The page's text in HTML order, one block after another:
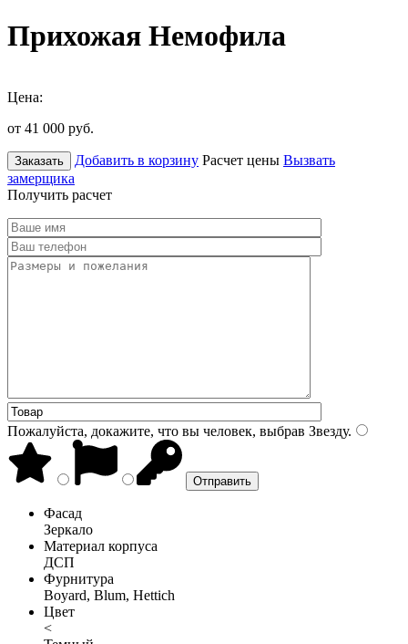
Прихожая Немофила
Цена:
от 41 000 руб.
Заказать Добавить в корзину Расчет цены Вызвать
замерщика
Получить расчет
Пожалуйста, докажите, что вы человек, выбрав Звезду.
Фасад
Зеркало
Материал корпуса
ДСП
Фурнитура
Boyard, Blum, Hettich
Цвет
<